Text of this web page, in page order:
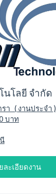
นโลยี จำกัด
า ( งานประจำ )
บาท
ละเอียดงาน